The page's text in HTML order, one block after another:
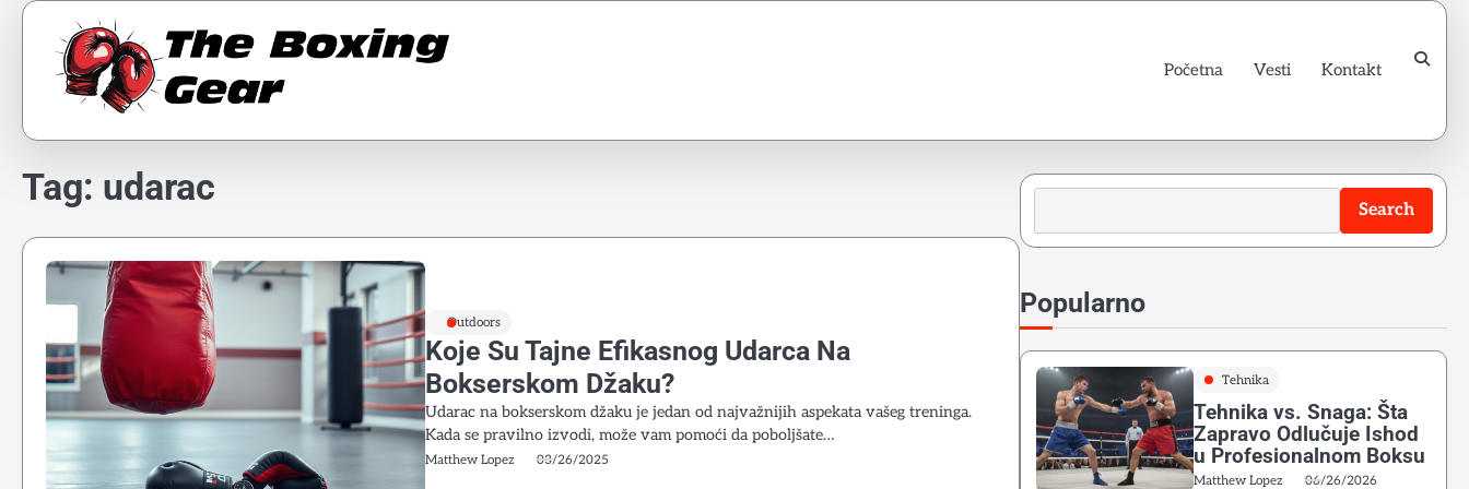
Skip
Početna Vesti Kontakt
Tag: udarac
Outdoors
Koje Su Tajne Efikasnog Udarca Na
Bokserskom Džaku?
Udarac na bokserskom džaku je jedan od najvažnijih aspekata vašeg treninga.
Kada se pravilno izvodi, može vam pomoći da poboljšate…
Matthew Lopez 03/26/2025
Search
Search
Popularno
Tehnika
Tehnika vs. Snaga: Šta
Zapravo Odlučuje Ishod
u Profesionalnom Boksu
Matthew Lopez 06/26/2026